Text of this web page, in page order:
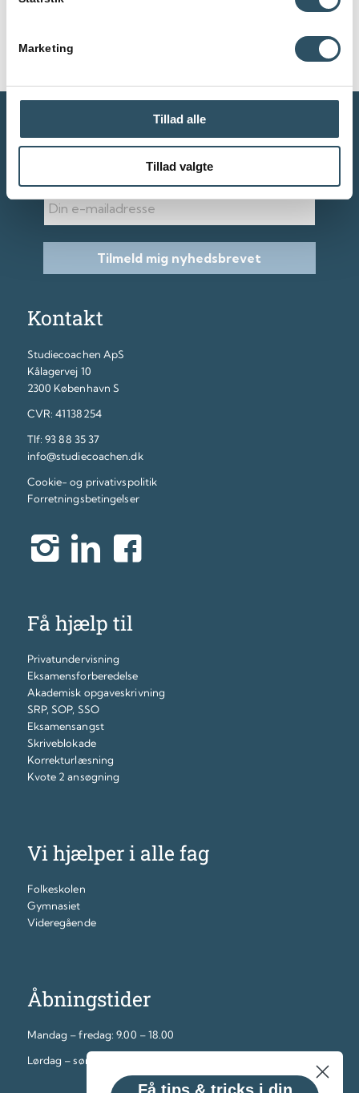
Marketing
Tillad alle
Tillad valgte
Abonnér på vores nyheder
E-mail
Tilmeld mig nyhedsbrevet
Kontakt
Studiecoachen ApS
Kålagervej 10
2300 København S
CVR: 41138254
Tlf:93 88 35 37
info@studiecoachen.dk
Cookie- og privativspolitik
Forretningsbetingelser
Få hjælp til
Privatundervisning
Eksamensforberedelse
Akademisk opgaveskrivning
SRP, SOP, SSO
Eksamensangst
Skriveblokade
Korrekturlæsning
Kvote 2 ansøgning
Vi hjælper i alle fag
Folkeskolen
Gymnasiet
Videregående
Åbningstider
Mandag – fredag: 9.00 – 18.00
Lørdag – søndag: 12.00 – 16.00
Få tips & tricks i din